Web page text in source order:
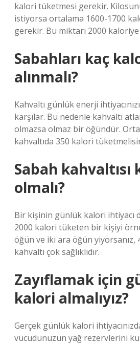
kalori tüketmesi gerekir.
istiyorsa ortalama 1600-1700
gerekir. Bu miktarı 2000 kaloriye
Sabahları kaç
alınmalı?
Kahvaltı günlük enerji
karşılar. Bu nedenle kahvaltı
olmazsa olmaz bir öğündür.
kahvaltıda 350 kalori
Sabah kahvaltısı
olmalı?
Bir kişinin günlük kalori ihtiyacı
2000 kalori tüketen bir kişiyi
öğün ve iki ara öğün
kahvaltı çok sağlıklıdır.
Zayıflamak için
kalori almalıyız?
Gerçek günlük kalori
vücudunuzun yağ rezervlerini